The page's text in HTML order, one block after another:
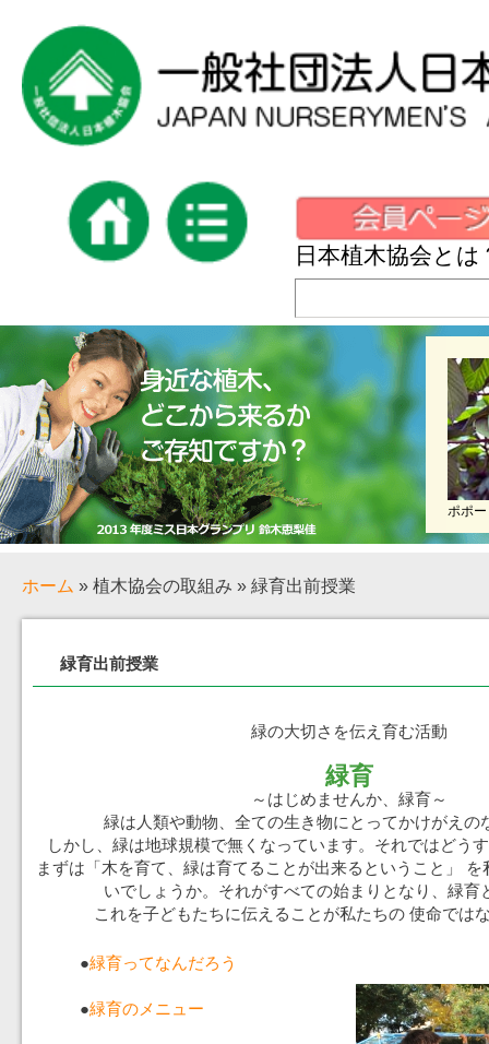
日本植木協会とは
ポポー
ホーム » 植木協会の取組み » 緑育出前授業
緑育出前授業
緑の大切さを伝え育む活動
緑育
～はじめませんか、緑育～
緑は人類や動物、全ての生き物にとってかけがえの
しかし、緑は地球規模で無くなっています。それではどう
まずは「木を育て、緑は育てることが出来るということ」
いでしょうか。それがすべての始まりとなり、緑育
これを子どもたちに伝えることが私たちの 使命では
●緑育ってなんだろう
●緑育のメニュー